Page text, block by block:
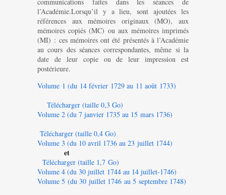
communications faites dans les séances de
l’Académie.Lorsqu’il y a lieu, sont ajoutées les
références aux mémoires originaux (MO), aux
mémoires copiés (MC) ou aux mémoires imprimés
(MI) : ces mémoires ont été présentés à l’Académie
au cours des séances correspondantes, même si la
date de leur copie ou de leur impression est
postérieure.
Volume 1 (du 14 février 1729 au 11 août 1733)
Télécharger (taille 0,3 Go)
Volume 2 (du 7 janvier 1735 au 15 mars 1736)
Télécharger (taille 0,4 Go)
Volume 3 (du 10 avril 1736 au 23 juillet 1744)
et
Télécharger (taille 1,7 Go)
Volume 4 (du 30 juillet 1744 au 14 juillet-1746)
Volume 5 (du 30 juillet 1746 au 5 septembre 1748)